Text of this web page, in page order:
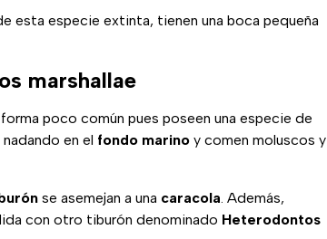
esta especie extinta, tienen una boca pequeña
marshallae
poco común pues poseen una especie de
en el fondo marino y comen moluscos y
se asemejan a una caracola. Además,
con otro tiburón denominado Heterodontos